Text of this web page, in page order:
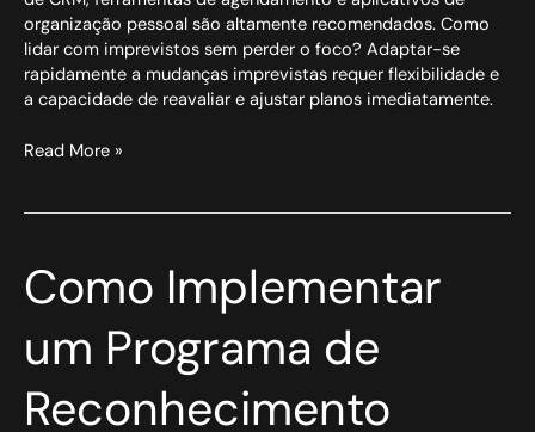
organização pessoal são altamente recomendados. Como
lidar com imprevistos sem perder o foco? Adaptar-se
rapidamente a mudanças imprevistas requer flexibilidade e
a capacidade de reavaliar e ajustar planos imediatamente.
Read More »
Como Implementar
um Programa de
Reconhecimento
Como
Implementar
Programa
de
Reconhecimento
Efetivo